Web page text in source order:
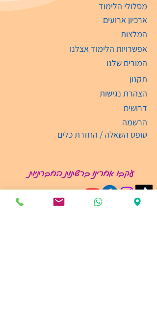
מסלולי הלימוד
ארכיון ארועים
המלצות
אפשרויות הלימוד אצלנו
המורים שלנו
תקנון
הצהרת נגישות
דרושים
הרשמה
טופס השאלה / החזרת כלים
עקבו אחרינו ברשתות החברתיות